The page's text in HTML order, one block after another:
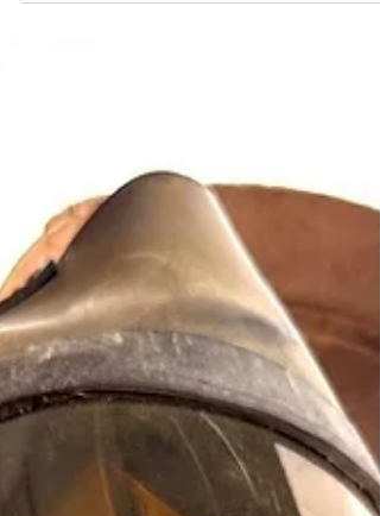
受話器」(附喉振式麥克風及內部裸露耳片)
1943 Imperial Japanese Army Type 1 Model J
Transmitter-Receiver (Throat Microphone and
Exposed Headset) 文物序號：無標示（二戰後
期生產簡化） 製造年份：昭和18年12月(民
32年.1943) 製造單位：東洋通信機株式會社
（Toyo Tsushinki K.K. / 廠徽：菱形TTK） 生
產國家：日本帝國 (Empire